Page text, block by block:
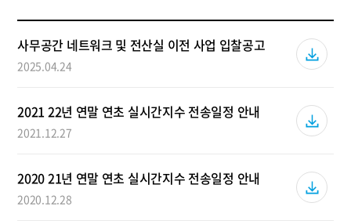
사무공간 네트워크 및 전산실 이전 사업 입찰공고
2025.04.24
2021 22년 연말 연초 실시간지수 전송일정 안내
2021.12.27
2020 21년 연말 연초 실시간지수 전송일정 안내
2020.12.28